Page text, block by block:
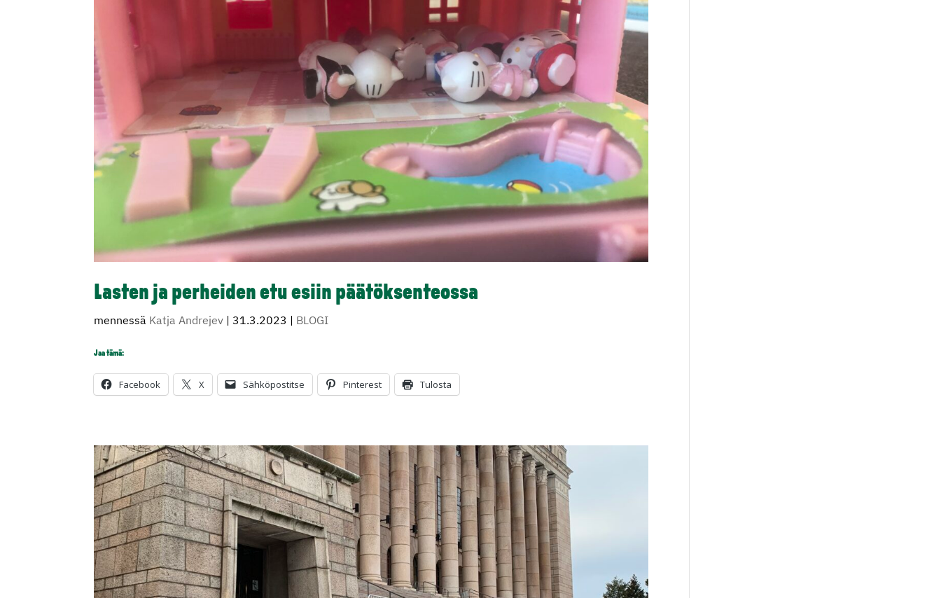
Lasten ja perheiden etu esiin päätöksenteossa
mennessä Katja Andrejev |31.3.2023 | BLOGI
Jaa tämä:
Facebook X Sähköpostitse Pinterest Tulosta